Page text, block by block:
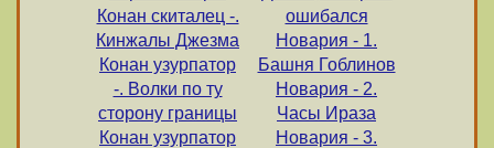
Конан скиталец -.
Кинжалы Джезма
Конан узурпатор
-. Волки по ту
сторону границы
Конан узурпатор
ошибался
Новария - 1.
Башня Гоблинов
Новария - 2.
Часы Ираза
Новария - 3.